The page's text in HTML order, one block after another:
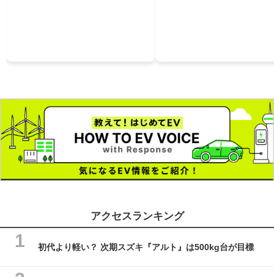
アクセスランキング
初代より軽い？ 次期スズキ『アルト』は500kg台が目標